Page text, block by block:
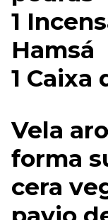
1
Hamsá
1 Caixa
Vela
forma
cera